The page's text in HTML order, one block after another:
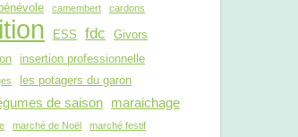
bénévole camembert cardons
ESS fdc Givors
insertion professionnelle
les potagers du garon
de saison maraichage
marché de Noël marché festif